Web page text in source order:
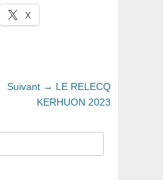
X
Suivant → Article
suivant
LE RELECQ
KERHUON 2023